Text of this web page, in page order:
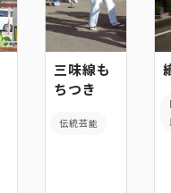
三味線も
ちつき
伝統芸能